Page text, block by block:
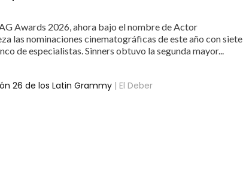
Awards 2026, ahora bajo el nombre de Actor
las nominaciones cinematográficas de este año con siete
de especialistas. Sinners obtuvo la segunda mayor...
26 de los Latin Grammy | El Deber